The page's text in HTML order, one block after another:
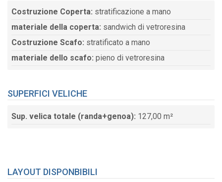
Costruzione Coperta: stratificazione a mano
materiale della coperta: sandwich di vetroresina
Costruzione Scafo: stratificato a mano
materiale dello scafo: pieno di vetroresina
SUPERFICI VELICHE
Sup. velica totale (randa+genoa): 127,00 m²
LAYOUT DISPONBIBILI